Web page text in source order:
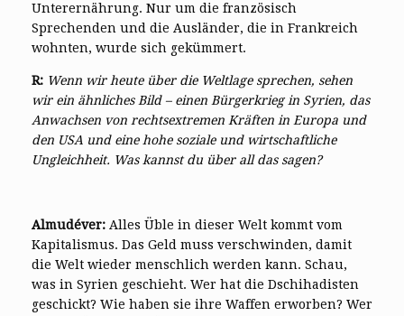
Unterernährung. Nur um die französisch
Sprechenden und die Ausländer, die in Frankreich
wohnten, wurde sich gekümmert.
R: Wenn wir heute über die Weltlage sprechen, sehen
wir ein ähnliches Bild – einen Bürgerkrieg in Syrien, das
Anwachsen von rechtsextremen Kräften in Europa und
den USA und eine hohe soziale und wirtschaftliche
Ungleichheit. Was kannst du über all das sagen?
Almudéver: Alles Üble in dieser Welt kommt vom
Kapitalismus. Das Geld muss verschwinden, damit
die Welt wieder menschlich werden kann. Schau,
was in Syrien geschieht. Wer hat die Dschihadisten
geschickt? Wie haben sie ihre Waffen erworben? Wer